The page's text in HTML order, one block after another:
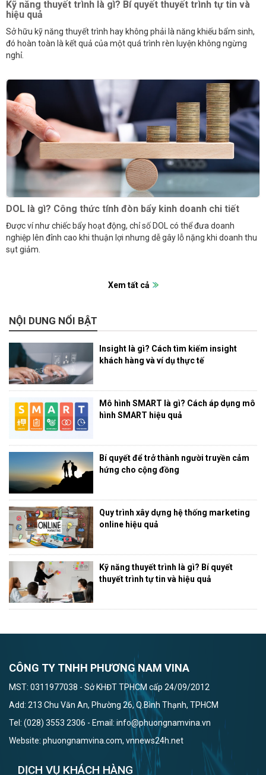
Kỹ năng thuyết trình là gì? Bí quyết thuyết trình tự tin và
hiệu quả
Sở hữu kỹ năng thuyết trình hay không phải là năng khiếu bẩm sinh,
đó hoàn toàn là kết quả của một quá trình rèn luyện không ngừng
nghỉ.
DOL là gì? Công thức tính đòn bẩy kinh doanh chi tiết
Được ví như chiếc bẩy hoạt động, chỉ số DOL có thể đưa doanh
nghiệp lên đỉnh cao khi thuận lợi nhưng dễ gây lỗ nặng khi doanh thu
sụt giảm.
Xem tất cả
NỘI DUNG NỔI BẬT
Insight là gì? Cách tìm kiếm insight
khách hàng và ví dụ thực tế
Mô hình SMART là gì? Cách áp dụng mô
hình SMART hiệu quả
Bí quyết để trở thành người truyền cảm
hứng cho cộng đồng
Quy trình xây dựng hệ thống marketing
online hiệu quả
Kỹ năng thuyết trình là gì? Bí quyết
thuyết trình tự tin và hiệu quả
CÔNG TY TNHH PHƯƠNG NAM VINA
MST: 0311977038 - Sở KHĐT TPHCM cấp 24/09/2012
Add: 213 Chu Văn An, Phường 26, Q.Bình Thạnh, TPHCM
Tel: (028) 3553 2306 - Email: info@phuongnamvina.vn
Website: phuongnamvina.com, vnnews24h.net
DỊCH VỤ KHÁCH HÀNG